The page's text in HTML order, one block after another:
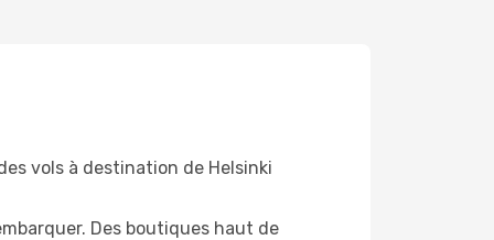
vols à destination de Helsinki
Des boutiques haut de